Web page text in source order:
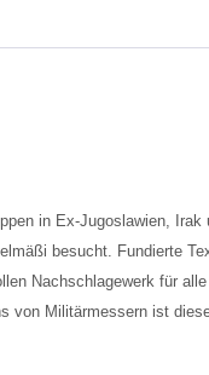
in Ex-Jugoslawien, Irak
besucht. Fundierte
Nachschlagewerk für
von Militärmessern ist